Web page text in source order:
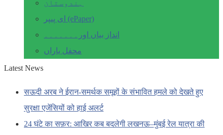
ہندوستان
ای پیپر (ePaper)
انداز بیاں اور۔۔۔۔۔۔۔
محفل یاراں
Latest News
सऊदी अरब ने ईरान-समर्थक समूहों के संभावित हमले को देखते हुए
सुरक्षा एजेंसियों को हाई अलर्ट
24 घंटे का सफ़र: आखिर कब बदलेगी लखनऊ–मुंबई रेल यात्रा की